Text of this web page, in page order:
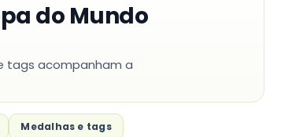
do Mundo
tags acompanham a
Medalhas e tags